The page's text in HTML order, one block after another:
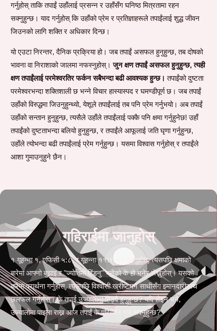
गर्नुहोस् ताकि तपाईं उहाँलाई प्रसन्न र उहाँसँग घनिष्ठ मित्रतामा रहन
सक्नुहुन्छ। याद गर्नुहोस् कि उहाँको प्रेम र प्रतिज्ञाहरूले तपाईंलाई शुद्ध जीवन
जिउनको लागि शक्ति र अधिकार दिन्छ।
यो एउटा निरन्तर, दैनिक प्रक्रिया हो। जब तपाईं असफल हुनुहुन्छ, तब दोषको
भावना वा निराशाको जालमा नफस्नुहोस्।जुन क्षण तपाईं असफल हुनुहुन्छ, त्यही
क्षण तपाईंलाई परमेश्वरतिर फर्कन सबैभन्दा बढी आवश्यक हुन्छ। तपाईंको दुष्टता
परमेश्वरभन्दा शक्तिशाली छ भन्ने विचार हास्यास्पद र घमण्डीपूर्ण छ। जब तपाईं
उहाँको विरुद्धमा जिउनुहुन्थ्यो, येशूले तपाईंलाई तब पनि प्रेम गर्नुभयो। अब तपाईं
उहाँको सन्तान हुनुहुन्छ, त्यसैले उहाँले तपाईंलाई पक्कै पनि क्षमा गर्नुहुनेछ! उहाँ
तपाईंको दुष्टताभन्दा बलियो हुनुहुन्छ, र तपाईंले आफूलाई जति घृणा गर्नुहुन्छ,
उहाँले त्योभन्दा बढी तपाईंलाई प्रेम गर्नुहुन्छ। यसमा विश्वास गर्नुहोस् र तपाईंले
आशा गुमाउनुहुने छैन।
गहिराईमा जानुहोस्
१ यूहन्ना १, एफिसी ५:८, र यूहन्ना ११:९-१० पढ्नुहोस्, त्यसपछि क्षमाको
बारेमा आफ्नो बुझाइ र "ज्योतिमा हिंड्नु" भनेको के हो भनेर लेख्नुहोस्। यसको
बारेमा प्रार्थना गर्नुहोस्, त्यसपछि विश्वासी ख्रीष्टयन साथीसँग इमानदारीसाथ
छलफल गर्नुहोस्। के तपाई उज्यालोमा हिड्दै हुनुहुन्छ? यदि होइन भने,
उज्यालोमा पाइला राख्न आज तपाईं के परिवर्तन गर्न सक्नुहुन्छ?